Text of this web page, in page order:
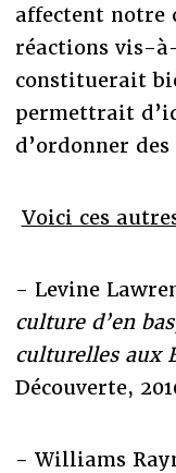
affectent notre
réactions vis-
constituerait
permettrait
d’ordonner
Voici ces
- Levine
culture d’en
culturelles aux
Découverte,
- Williams